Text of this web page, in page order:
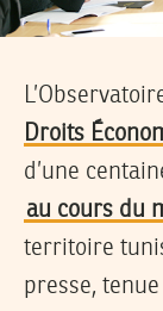
Droits
d’une
au cours du
territoire
presse,